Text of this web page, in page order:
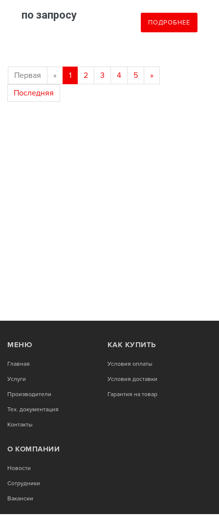
по запросу
ПОДРОБНЕЕ
Первая « 1 2 3 4 5
»
Последняя
МЕНЮ
Главная
Услуги
Производители
Тех. документация
Контакты
КАК КУПИТЬ
Условия оплаты
Условия доставки
Гарантия на товар
О КОМПАНИИ
Новости
Сотрудники
Вакансии